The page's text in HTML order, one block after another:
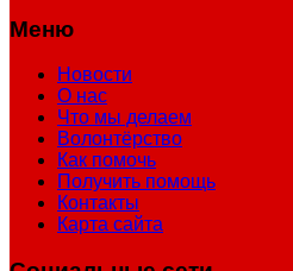
Меню
Новости
О нас
Что мы делаем
Волонтёрство
Как помочь
Получить помощь
Контакты
Карта сайта